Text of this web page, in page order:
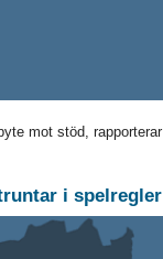
mot stöd, rapporterar
i spelregler